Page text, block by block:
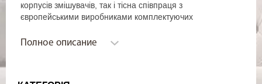
корпусів змішувачів, так і тісна співпраця з
європейськими виробниками комплектуючих
В основу концепції стилю була закладена простота
Полное описание